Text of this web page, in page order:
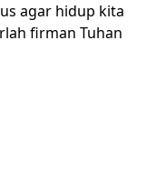
agar hidup kita
firman Tuhan